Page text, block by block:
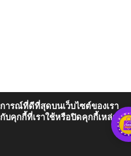
ารณ์ที่ดีที่สุดบนเว็บไซต์ของเรา
คุกกี้ที่เราใช้หรือปิดคุกกี้เหล่านั้น